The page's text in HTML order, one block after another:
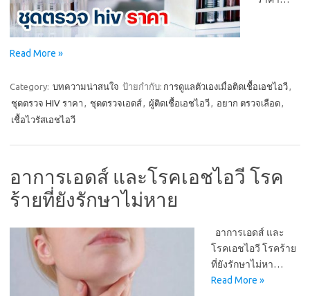
Read More »
Category: บทความน่าสนใจ ป้ายกำกับ: การดูแลตัวเองเมื่อติดเชื้อเอชไอวี
ชุดตรวจ HIV ราคา
ชุดตรวจเอดส์ ผู้ติดเชื้อเอชไอวี อยาก ตรวจเลือด
เชื้อไวรัสเอชไอวี
อาการเอดส์ และโรคเอชไอวี โรค
ร้ายที่ยังรักษาไม่หาย
อาการเอดส์ และ
โรคเอชไอวี โรคร้าย
ที่ยังรักษาไม่หา…
Read More »